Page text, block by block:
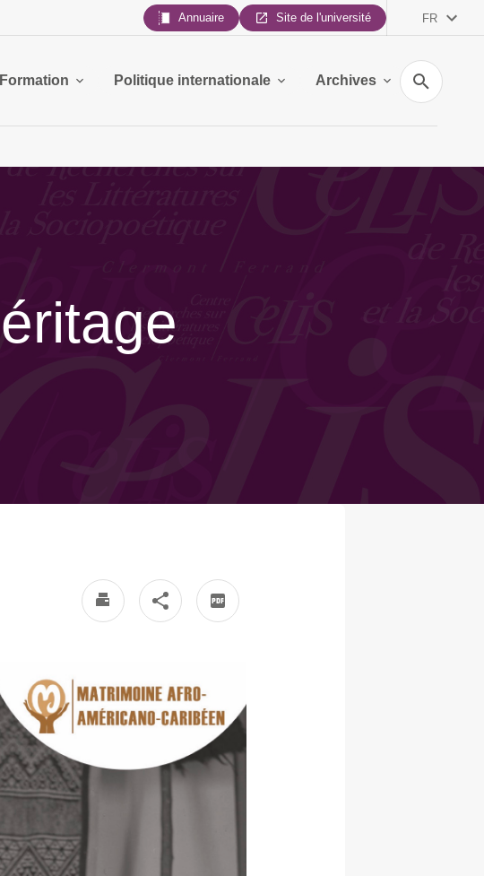
Annuaire Site de l'université FR
Formation Politique internationale Archives
Recherche